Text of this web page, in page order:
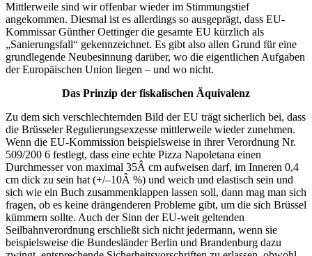
Mittlerweile sind wir offenbar wieder im Stimmungstief
angekommen. Diesmal ist es allerdings so ausgeprägt, dass EU-
Kommissar Günther Oettinger die gesamte EU kürzlich als
„Sanierungsfall“ gekennzeichnet. Es gibt also allen Grund für eine
grundlegende Neubesinnung darüber, wo die eigentlichen Aufgaben
der Europäischen Union liegen – und wo nicht.
Das Prinzip der fiskalischen Äquivalenz
Zu dem sich verschlechternden Bild der EU trägt sicherlich bei, dass
die Brüsseler Regulierungsexzesse mittlerweile wieder zunehmen.
Wenn die EU-Kommission beispielsweise in ihrer Verordnung Nr.
509/200 6 festlegt, dass eine echte Pizza Napoletana einen
Durchmesser von maximal 35Â cm aufweisen darf, im Inneren 0,4
cm dick zu sein hat (+/–10Â %) und weich und elastisch sein und
sich wie ein Buch zusammenklappen lassen soll, dann mag man sich
fragen, ob es keine drängenderen Probleme gibt, um die sich Brüssel
kümmern sollte. Auch der Sinn der EU-weit geltenden
Seilbahnverordnung erschließt sich nicht jedermann, wenn sie
beispielsweise die Bundesländer Berlin und Brandenburg dazu